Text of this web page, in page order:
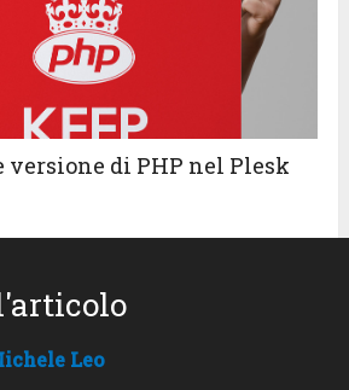
versione di PHP nel Plesk
Leo